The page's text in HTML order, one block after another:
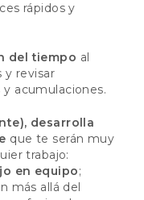
rápidos y
del tiempo al
y revisar
acumulaciones.
desarrolla
que te serán muy
trabajo:
en equipo;
más allá del